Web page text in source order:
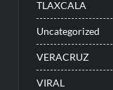
TLAXCALA
Uncategorized
VERACRUZ
VIRAL